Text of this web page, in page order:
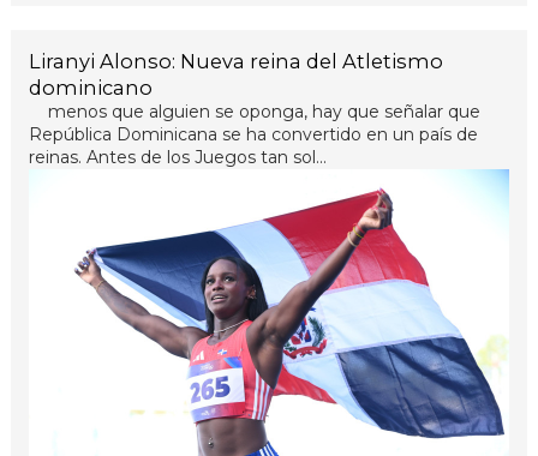
Liranyi Alonso: Nueva reina del Atletismo
dominicano
menos que alguien se oponga, hay que señalar que
República Dominicana se ha convertido en un país de
reinas. Antes de los Juegos tan sol...